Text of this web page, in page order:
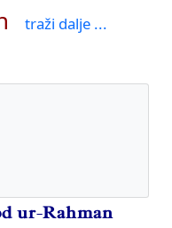
traži dalje ...
ur-Rahman